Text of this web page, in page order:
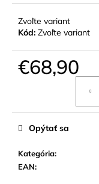
Zvoľte variant
Kód: Zvoľte variant
€68,90
Kategória:
EAN:
Opýtať sa